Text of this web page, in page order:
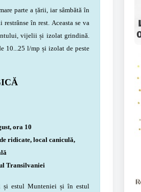
parte a țării, iar sâmbătă în
în rest. Aceasta se va
vijelii și izolat grindină.
10...25 l/mp și izolat de peste
ora 10
ridicate, local caniculă,
Transilvaniei
și estul Munteniei și în estul